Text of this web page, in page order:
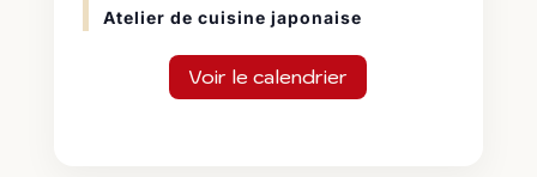
Atelier de cuisine japonaise
Voir le calendrier